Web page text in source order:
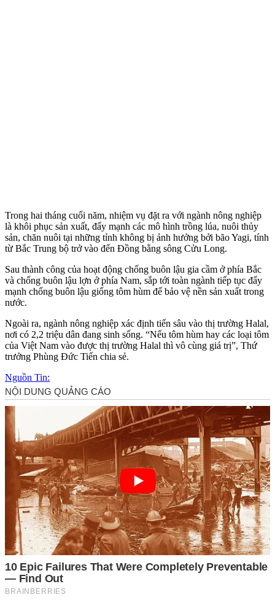
Trong hai tháng cuối năm, nhiệm vụ đặt ra với ngành nông nghiệp
là khôi phục sản xuất, đẩy mạnh các mô hình trồng lúa, nuôi thủy
sản, chăn nuôi tại những tỉnh không bị ảnh hưởng bởi bão Yagi, tính
từ Bắc Trung bộ trở vào đến Đồng bằng sông Cửu Long.
Sau thành công của hoạt động chống buôn lậu gia cầm ở phía Bắc
và chống buôn lậu lợn ở phía Nam, sắp tới toàn ngành tiếp tục đẩy
mạnh chống buôn lậu giống tôm hùm để bảo vệ nền sản xuất trong
nước.
Ngoài ra, ngành nông nghiệp xác định tiến sâu vào thị trường Halal,
nơi có 2,2 triệu dân đang sinh sống. “Nếu tôm hùm hay các loại tôm
của Việt Nam vào được thị trường Halal thì vô cùng giá trị”, Thứ
trưởng Phùng Đức Tiến chia sẻ.
Nguồn Tin: